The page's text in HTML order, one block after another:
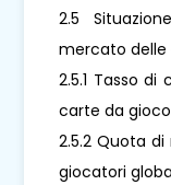
2.5
mercato
2.5.1 Tasso
carte da
2.5.2 Quota
giocatori